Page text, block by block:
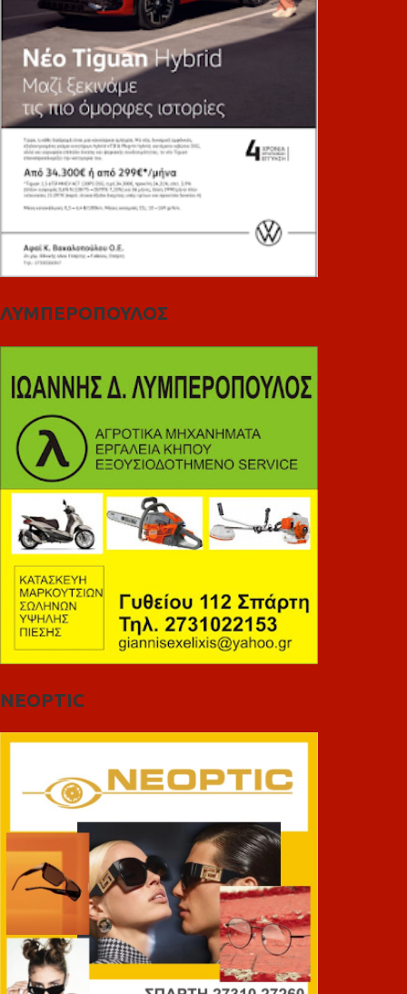
ΛΥΜΠΕΡΟΠΟΥΛΟΣ
NEOPTIC